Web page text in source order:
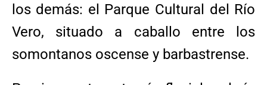
los demás: el Parque Cultural del Río
Vero, situado a caballo entre los
somontanos oscense y barbastrense.